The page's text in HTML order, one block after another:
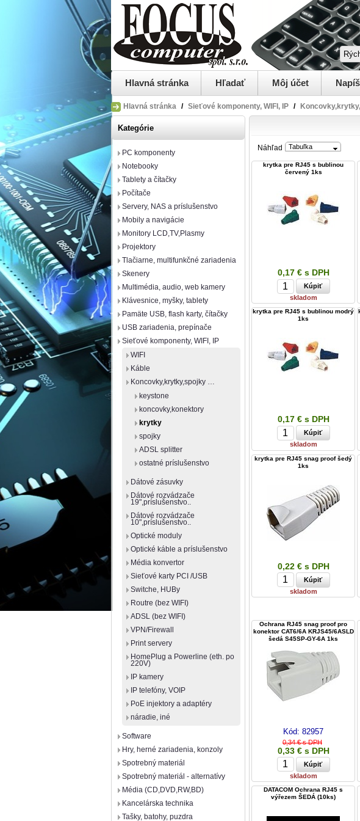
Hlavná stránka Hľadať Môj účet
Hlavná stránka / Sieťové komponenty, WIFI, IP /
Kategórie
PC komponenty
Notebooky
Tablety a čítačky
Počítače
Servery, NAS a príslušenstvo
Mobily a navigácie
Monitory LCD,TV,Plasmy
Projektory
Tlačiarne, multifunkčné zariadenia
Skenery
Multimédia, audio, web kamery
Klávesnice, myšky, tablety
Pamäte USB, flash karty, čítačky
USB zariadenia, prepínače
Sieťové komponenty, WIFI, IP
WIFI
Káble
Koncovky,krytky,spojky …
keystone
koncovky,konektory
krytky
spojky
ADSL splitter
ostatné príslušenstvo
Dátové zásuvky
Dátové rozvádzače
19",príslušenstvo..
Dátové rozvádzače
10",príslušenstvo..
Optické moduly
Optické káble a príslušenstvo
Média konvertor
Sieťové karty PCI /USB
Switche, HUBy
Routre (bez WIFI)
ADSL (bez WIFI)
VPN/Firewall
Print servery
HomePlug a Powerline (eth. po
220V)
IP kamery
IP telefóny, VOIP
PoE injektory a adaptéry
náradie, iné
Software
Hry, herné zariadenia, konzoly
Spotrebný materiál
Spotrebný materiál - alternatívy
Média (CD,DVD,RW,BD)
Kancelárska technika
Tašky, batohy, puzdra
Náhľad Tabuľka
krytka pre RJ45 s bublinou
červený 1ks
0,17 € s DPH
skladom
krytka pre RJ45 s bublinou modrý
1ks
0,17 € s DPH
skladom
krytka pre RJ45 snag proof šedý
1ks
0,22 € s DPH
skladom
Ochrana RJ45 snag proof pro
konektor CAT6/6A KRJS45/6ASLD
šedá S45SP-GY-6A 1ks
Kód: 82957
0,34 € s DPH
0,33 € s DPH
skladom
DATACOM Ochrana RJ45 s
výřezem ŠEDÁ (10ks)